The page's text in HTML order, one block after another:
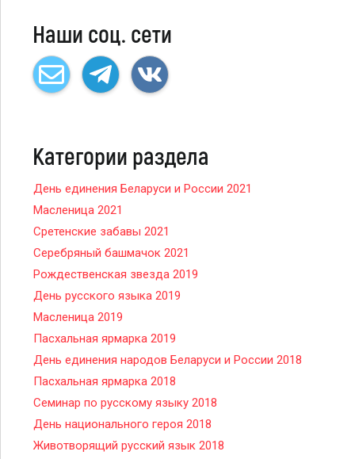
Наши соц. сети
Категории раздела
День единения Беларуси и России 2021
Масленица 2021
Сретенские забавы 2021
Серебряный башмачок 2021
Рождественская звезда 2019
День русского языка 2019
Масленица 2019
Пасхальная ярмарка 2019
День единения народов Беларуси и России 2018
Пасхальная ярмарка 2018
Семинар по русскому языку 2018
День национального героя 2018
Животворящий русский язык 2018